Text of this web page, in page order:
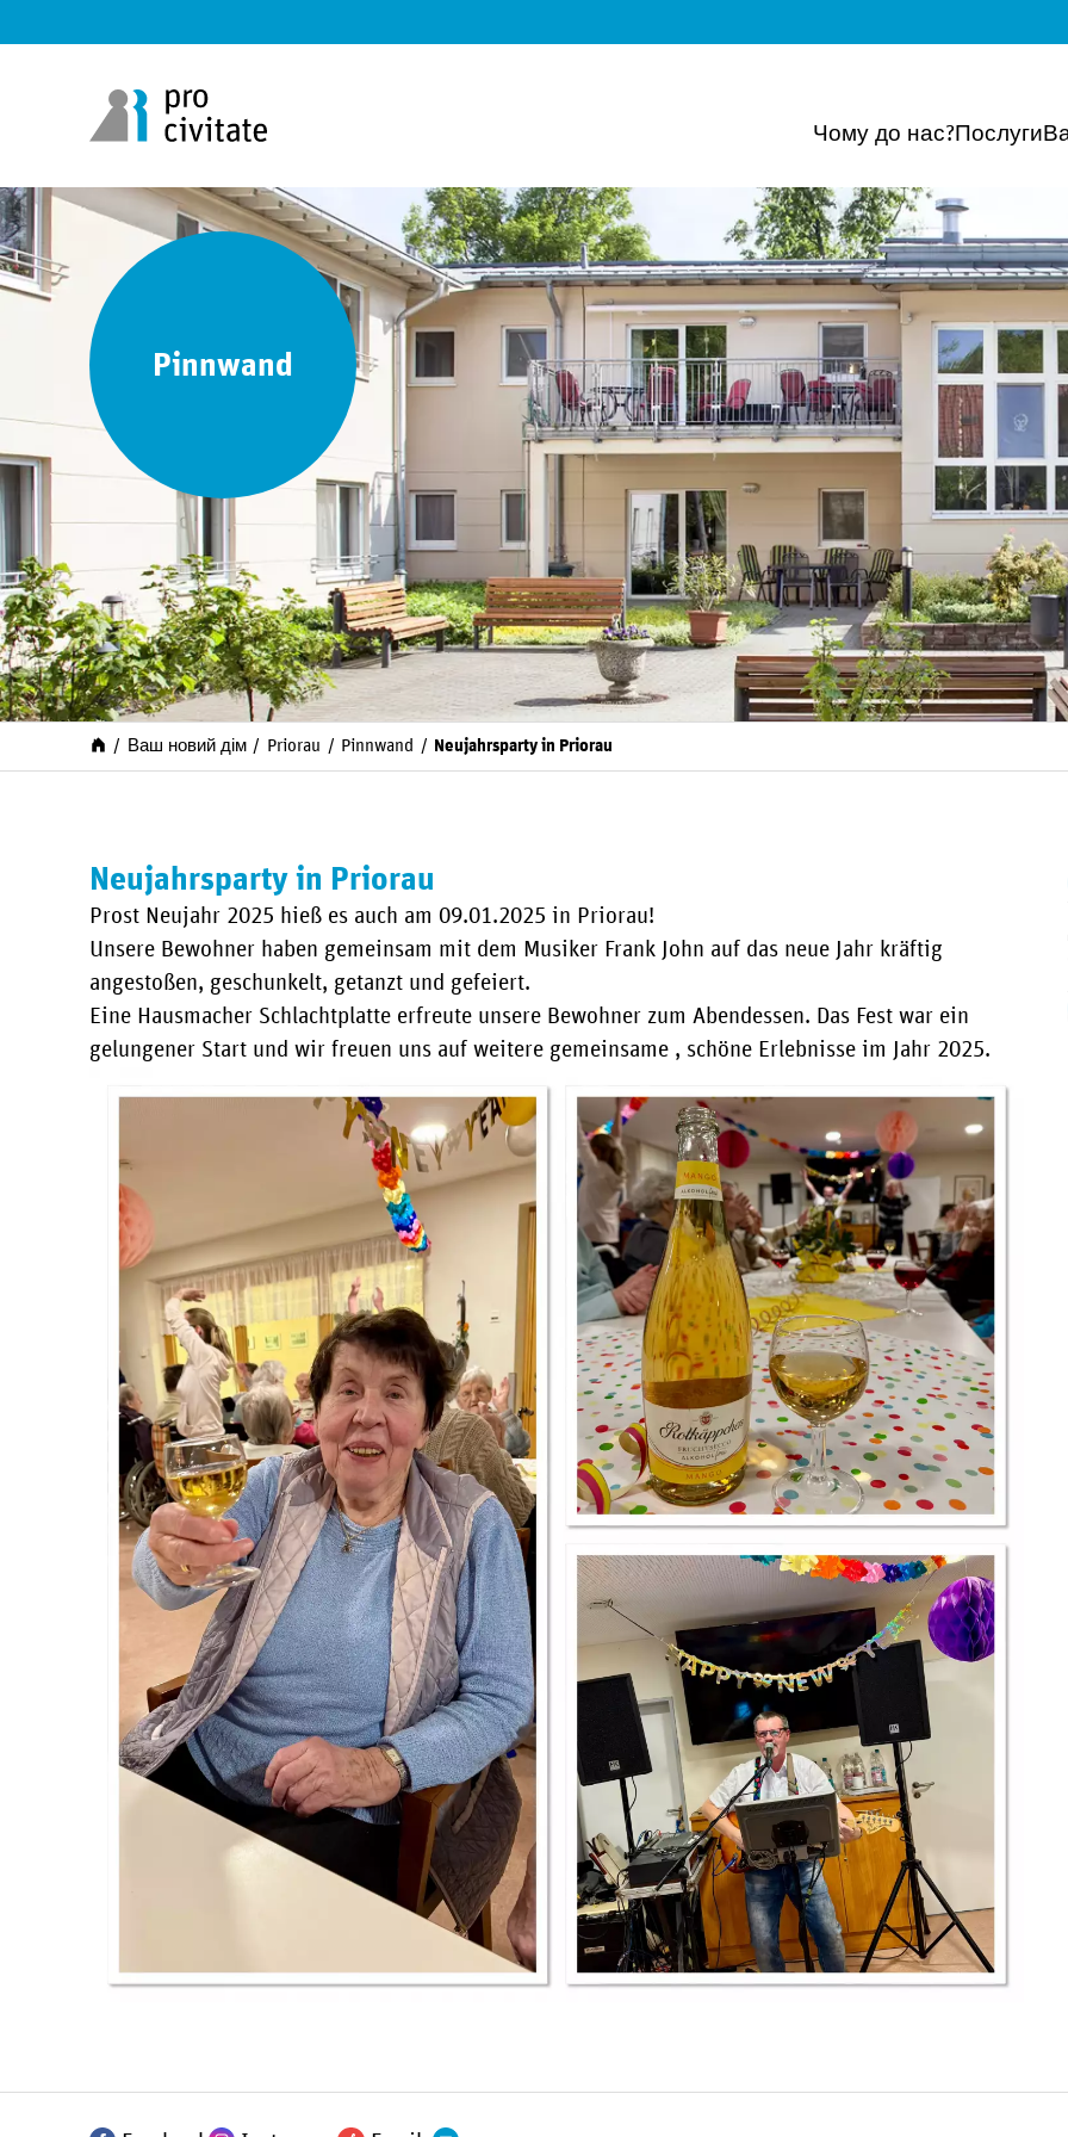
Чому до нас?Послуги
Pinnwand
Ваш новий дім Priorau Pinnwand Neujahrsparty in Priorau
Neujahrsparty in Priorau
Prost Neujahr 2025 hieß es auch am 09.01.2025 in Priorau!
Unsere Bewohner haben gemeinsam mit dem Musiker Frank John auf das neue Jahr kräftig
angestoßen, geschunkelt, getanzt und gefeiert.
Eine Hausmacher Schlachtplatte erfreute unsere Bewohner zum Abendessen. Das Fest war ein
gelungener Start und wir freuen uns auf weitere gemeinsame , schöne Erlebnisse im Jahr 2025.